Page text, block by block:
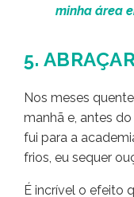
minha área
5.
Nos meses
manhã e, antes
fui para a
frios, eu sequer
É incrível o efeito